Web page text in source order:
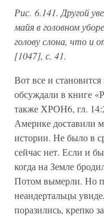
Рис. 6.141. Другой
майя в головном
голову слона, что и
[1047], с. 41.
Вот все и
обсуждали в книге
также ХРОН6, гл.
Америке доставили
истории. Не было в
сейчас нет. Если и
когда на Земле
Потом вымерли. Но
неандертальцы
поразились, крепко